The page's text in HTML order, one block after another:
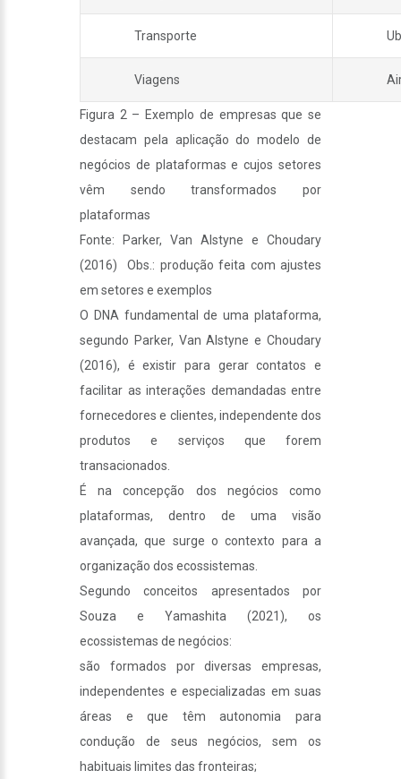
Transporte
Viagens
Figura 2 – Exemplo de empresas que se
destacam pela aplicação do modelo de
negócios de plataformas e cujos setores
vêm sendo transformados por
plataformas
Fonte: Parker, Van Alstyne e Choudary
(2016) Obs.: produção feita com ajustes
em setores e exemplos
O DNA fundamental de uma plataforma,
segundo Parker, Van Alstyne e Choudary
(2016), é existir para gerar contatos e
facilitar as interações demandadas entre
fornecedores e clientes, independente dos
produtos e serviços que forem
transacionados.
É na concepção dos negócios como
plataformas, dentro de uma visão
avançada, que surge o contexto para a
organização dos ecossistemas.
Segundo conceitos apresentados por
Souza e Yamashita (2021), os
ecossistemas de negócios:
são formados por diversas empresas,
independentes e especializadas em suas
áreas e que têm autonomia para
condução de seus negócios, sem os
habituais limites das fronteiras;